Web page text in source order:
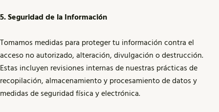
5. Seguridad de la Información
Tomamos medidas para proteger tu información contra el
acceso no autorizado, alteración, divulgación o destrucción.
Estas incluyen revisiones internas de nuestras prácticas de
recopilación, almacenamiento y procesamiento de datos y
medidas de seguridad física y electrónica.